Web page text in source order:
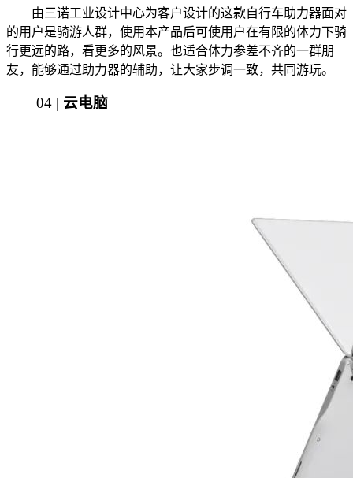
由三诺工业设计中心为客户设计的这款自行车助力器面对
的用户是骑游人群，使用本产品后可使用户在有限的体力下骑
行更远的路，看更多的风景。也适合体力参差不齐的一群朋
友，能够通过助力器的辅助，让大家步调一致，共同游玩。
04 | 云电脑